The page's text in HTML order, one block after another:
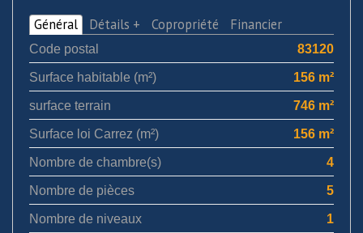
Général Détails + Copropriété Financier
Code postal
83120
Surface habitable (m²)
156 m²
surface terrain
746 m²
Surface loi Carrez (m²)
156 m²
Nombre de chambre(s)
4
Nombre de pièces
5
Nombre de niveaux
1